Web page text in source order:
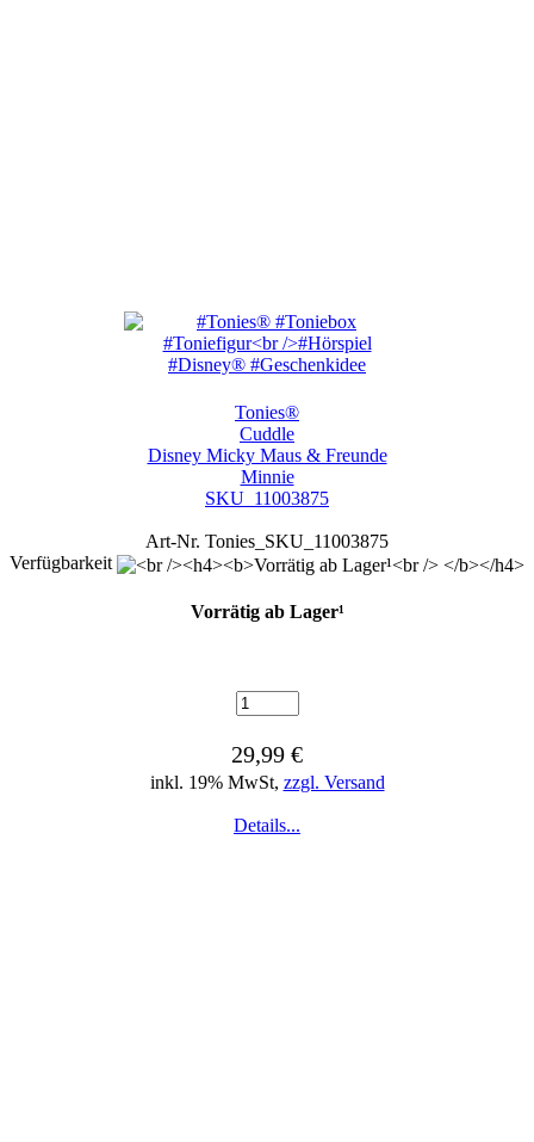
Tonies®
Cuddle
Disney Micky Maus & Freunde
Minnie
SKU_11003875
Art-Nr. Tonies_SKU_11003875
Verfügbarkeit
Vorrätig ab Lager¹
29,99 €
inkl. 19% MwSt, zzgl. Versand
Details...